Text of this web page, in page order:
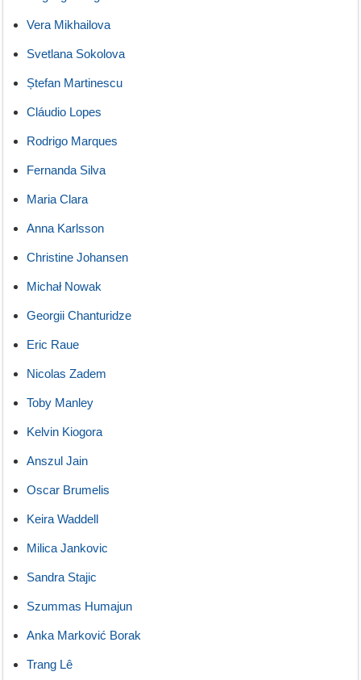
Vera Mikhailova
Svetlana Sokolova
Ștefan Martinescu
Cláudio Lopes
Rodrigo Marques
Fernanda Silva
Maria Clara
Anna Karlsson
Christine Johansen
Michał Nowak
Georgii Chanturidze
Eric Raue
Nicolas Zadem
Toby Manley
Kelvin Kiogora
Anszul Jain
Oscar Brumelis
Keira Waddell
Milica Jankovic
Sandra Stajic
Szummas Humajun
Anka Marković Borak
Trang Lê